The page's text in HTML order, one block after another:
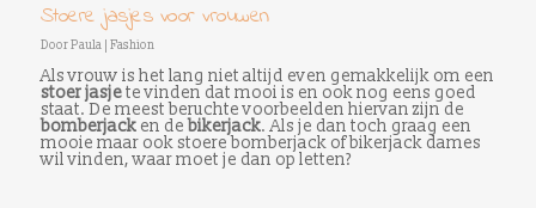
Stoere jasjes voor vrouwen
Door Paula Fashion
Als vrouw is het lang niet altijd even gemakkelijk om een
stoer jasjete vinden dat mooi is en ook nog eens goed
staat. De meest beruchte voorbeelden hiervan zijn de
bomberjacken debikerjack. Als je dan toch graag een
mooie maar ook stoere bomberjack of bikerjack dames
wil vinden, waar moet je dan op letten?